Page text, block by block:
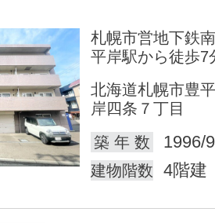
札幌市営地下鉄
平岸駅から徒歩7
北海道札幌市豊
岸四条７丁目
築 年 数
1996/
建物階数 4階建